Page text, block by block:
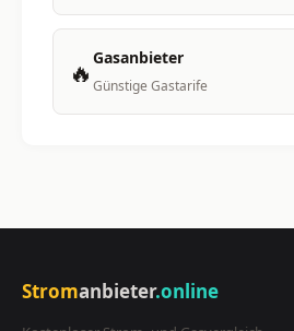
🔥 Gasanbieter
Günstige Gastarife
Stromanbieter.online